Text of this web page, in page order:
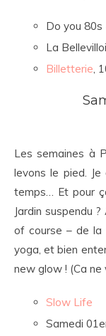
Do you 80s
La
Billetterie ,
Les semaines à
levons le pied. Je
temps… Et pour
Jardin suspendu
of course – de la
yoga, et bien
new glow ! (Ca ne
Slow Life
Samedi